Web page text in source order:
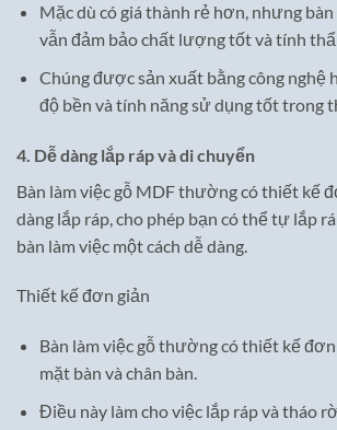
Mặc dù có giá thành rẻ hơn, nhưng
vẫn đảm bảo chất lượng tốt và tính
Chúng được sản xuất bằng công nghệ
độ bền và tính năng sử dụng tốt trong
4. Dễ dàng lắp ráp và di chuyển
Bàn làm việc gỗ MDF thường có thiết kế
dàng lắp ráp, cho phép bạn có thể tự lắp
bàn làm việc một cách dễ dàng.
Thiết kế đơn giản
Bàn làm việc gỗ thường có thiết kế
mặt bàn và chân bàn.
Điều này làm cho việc lắp ráp và tháo